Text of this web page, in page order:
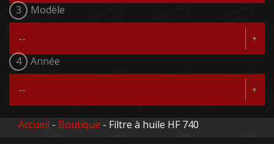
3 Modèle
4 Année
Accueil - Boutique - Filtre à huile HF 740